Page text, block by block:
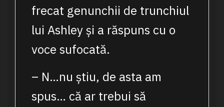
frecat genunchii de trunchiul
lui Ashley și a răspuns cu o
voce sufocată.
– N…nu știu, de asta am
spus… că ar trebui să